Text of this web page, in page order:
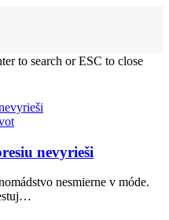
to search or ESC to close
nevyrieši
nesmierne v móde.